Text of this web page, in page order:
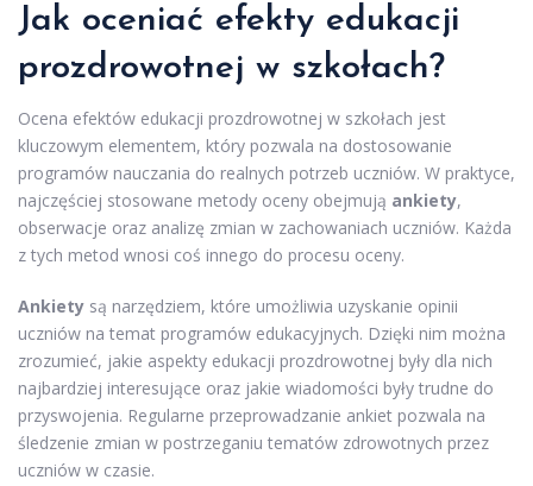
Jak oceniać efekty edukacji
prozdrowotnej w szkołach?
Ocena efektów edukacji prozdrowotnej w szkołach jest
kluczowym elementem, który pozwala na dostosowanie
programów nauczania do realnych potrzeb uczniów. W praktyce,
najczęściej stosowane metody oceny obejmują ankiety,
obserwacje oraz analizę zmian w zachowaniach uczniów. Każda
z tych metod wnosi coś innego do procesu oceny.
Ankiety są narzędziem, które umożliwia uzyskanie opinii
uczniów na temat programów edukacyjnych. Dzięki nim można
zrozumieć, jakie aspekty edukacji prozdrowotnej były dla nich
najbardziej interesujące oraz jakie wiadomości były trudne do
przyswojenia. Regularne przeprowadzanie ankiet pozwala na
śledzenie zmian w postrzeganiu tematów zdrowotnych przez
uczniów w czasie.